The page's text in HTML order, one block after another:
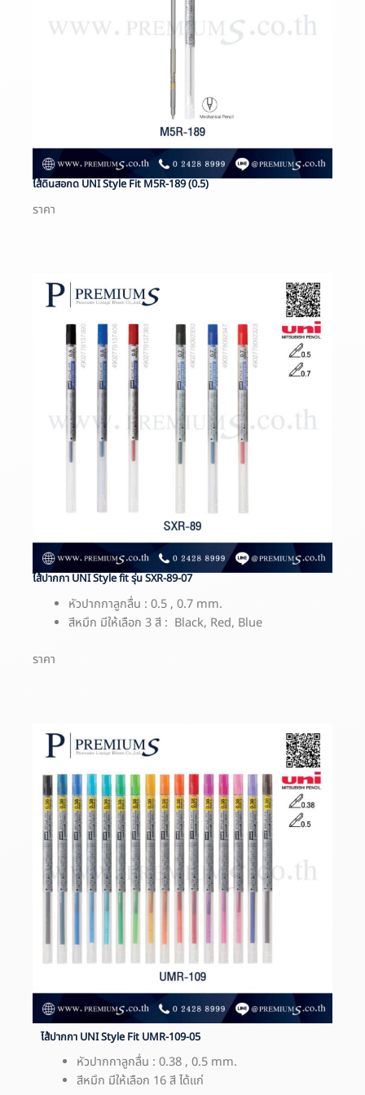
ไส้ดินสอกด UNI Style Fit M5R-189 (0.5)
ราคา
ไส้ปากกา UNI Style fit รุ่น SXR-89-07
หัวปากกาลูกลื่น : 0.5 , 0.7 mm.
สีหมึก มีให้เลือก 3 สี : Black, Red, Blue
ราคา
ไส้ปากกา UNI Style Fit UMR-109-05
หัวปากกาลูกลื่น : 0.38 , 0.5 mm.
สีหมึก มีให้เลือก 16 สี ได้แก่